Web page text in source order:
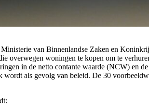
van Binnenlandse Zaken en
overwegen woningen te kopen om te
in de netto contante waarde (NCW) en
wordt als gevolg van beleid. De 30